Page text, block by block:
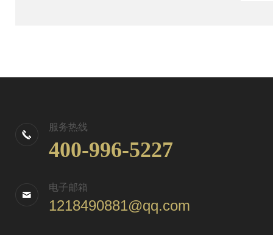
服务热线
400-996-5227
电子邮箱
1218490881@qq.com